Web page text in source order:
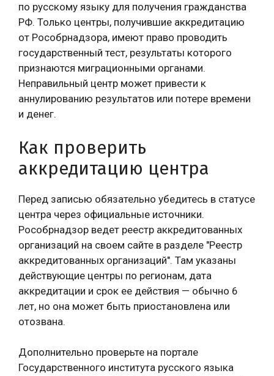
по русскому языку для получения гражданства
РФ. Только центры, получившие аккредитацию
от Рособрнадзора, имеют право проводить
государственный тест, результаты которого
признаются миграционными органами.
Неправильный центр может привести к
аннулированию результатов или потере времени
и денег.
Как проверить
аккредитацию центра
Перед записью обязательно убедитесь в статусе
центра через официальные источники.
Рособрнадзор ведет реестр аккредитованных
организаций на своем сайте в разделе "Реестр
аккредитованных организаций". Там указаны
действующие центры по регионам, дата
аккредитации и срок ее действия — обычно 6
лет, но она может быть приостановлена или
отозвана.
Дополнительно проверьте на портале
Государственного института русского языка